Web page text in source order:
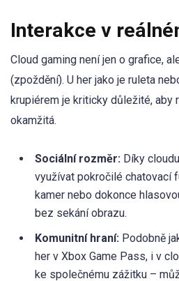
Interakce v
Cloud gaming není jen o grafice,
(zpoždění). U her jako je ruleta
krupiérem je kriticky důležité, aby
okamžitá.
Sociální rozměr: Díky
využívat pokročilé chatovací
kamer nebo dokonce
bez sekání obrazu.
Komunitní hraní: Podobně
her v Xbox Game Pass, i v
ke společnému zážitku –